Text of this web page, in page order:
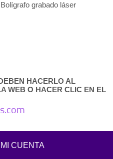
Bolígrafo grabado láser
HACERLO AL
WEB O HACER CLIC EN EL
MI CUENTA